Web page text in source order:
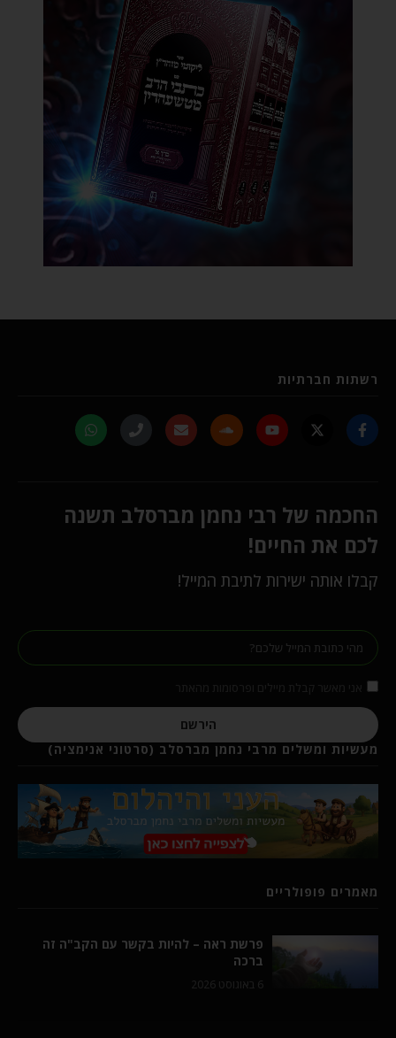
רשתות חברתיות
החכמה של רבי נחמן מברסלב תשנה
לכם את החיים!
קבלו אותה ישירות לתיבת המייל!
הירשם
מעשיות ומשלים מרבי נחמן מברסלב (סרטוני אנימציה)
מאמרים פופולריים
פרשת ראה – להיות בקשר עם הקב"ה זה
ברכה
6 באוגוסט 2026